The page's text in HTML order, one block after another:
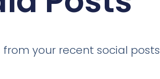
your recent social posts